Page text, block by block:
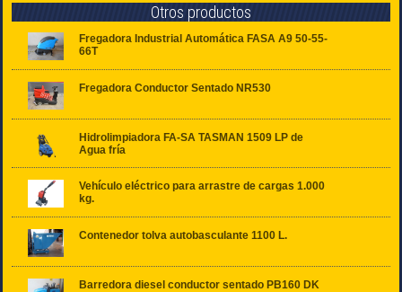
Otros productos
Fregadora Industrial Automática FASA A9 50-55-
66T
Fregadora Conductor Sentado NR530
Hidrolimpiadora FA-SA TASMAN 1509 LP de
Agua fría
Vehículo eléctrico para arrastre de cargas 1.000
kg.
Contenedor tolva autobasculante 1100 L.
Barredora diesel conductor sentado PB160 DK